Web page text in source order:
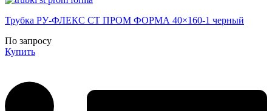
Трубка РУ-ФЛЕКС СТ ПРОМ ФОРМА 40×160-1 черный
По запросу
Купить